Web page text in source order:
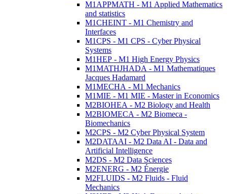
M1APPMATH - M1 Applied Mathematics
and statistics
M1CHEINT - M1 Chemistry and
Interfaces
M1CPS - M1 CPS - Cyber Physical
Systems
M1HEP - M1 High Energy Physics
M1MATHJHADA - M1 Mathematiques
Jacques Hadamard
M1MECHA - M1 Mechanics
M1MIE - M1 MIE - Master in Economics
M2BIOHEA - M2 Biology and Health
M2BIOMECA - M2 Biomeca -
Biomechanics
M2CPS - M2 Cyber Physical System
M2DATAAI - M2 Data AI - Data and
Artificial Intelligence
M2DS - M2 Data Sciences
M2ENERG - M2 Énergie
M2FLUIDS - M2 Fluids - Fluid
Mechanics